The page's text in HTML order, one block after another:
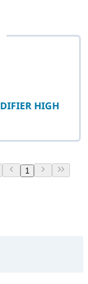
HIGH
1